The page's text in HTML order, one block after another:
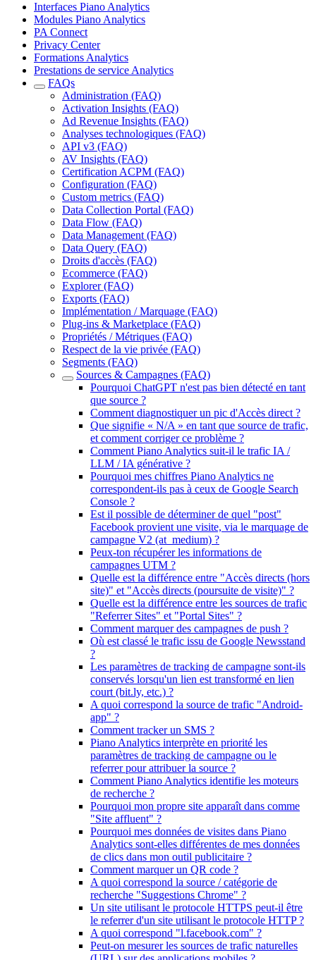
Interfaces Piano Analytics
Modules Piano Analytics
PA Connect
Privacy Center
Formations Analytics
Prestations de service Analytics
FAQs
Administration (FAQ)
Activation Insights (FAQ)
Ad Revenue Insights (FAQ)
Analyses technologiques (FAQ)
API v3 (FAQ)
AV Insights (FAQ)
Certification ACPM (FAQ)
Configuration (FAQ)
Custom metrics (FAQ)
Data Collection Portal (FAQ)
Data Flow (FAQ)
Data Management (FAQ)
Data Query (FAQ)
Droits d'accès (FAQ)
Ecommerce (FAQ)
Explorer (FAQ)
Exports (FAQ)
Implémentation / Marquage (FAQ)
Plug-ins & Marketplace (FAQ)
Propriétés / Métriques (FAQ)
Respect de la vie privée (FAQ)
Segments (FAQ)
Sources & Campagnes (FAQ)
Pourquoi ChatGPT n'est pas bien détecté en tant
que source ?
Comment diagnostiquer un pic d'Accès direct ?
Que signifie « N/A » en tant que source de trafic,
et comment corriger ce problème ?
Comment Piano Analytics suit-il le trafic IA /
LLM / IA générative ?
Pourquoi mes chiffres Piano Analytics ne
correspondent-ils pas à ceux de Google Search
Console ?
Est il possible de déterminer de quel "post"
Facebook provient une visite, via le marquage de
campagne V2 (at_medium) ?
Peux-ton récupérer les informations de
campagnes UTM ?
Quelle est la différence entre "Accès directs (hors
site)" et "Accès directs (poursuite de visite)" ?
Quelle est la différence entre les sources de trafic
"Referrer Sites" et "Portal Sites" ?
Comment marquer des campagnes de push ?
Où est classé le trafic issu de Google Newsstand
?
Les paramètres de tracking de campagne sont-ils
conservés lorsqu'un lien est transformé en lien
court (bit.ly, etc.) ?
A quoi correspond la source de trafic "Android-
app" ?
Comment tracker un SMS ?
Piano Analytics interprète en priorité les
paramètres de tracking de campagne ou le
referrer pour attribuer la source ?
Comment Piano Analytics identifie les moteurs
de recherche ?
Pourquoi mon propre site apparaît dans comme
"Site affluent" ?
Pourquoi mes données de visites dans Piano
Analytics sont-elles différentes de mes données
de clics dans mon outil publicitaire ?
Comment marquer un QR code ?
A quoi correspond la source / catégorie de
recherche "Suggestions Chrome" ?
Un site utilisant le protocole HTTPS peut-il être
le referrer d'un site utilisant le protocole HTTP ?
A quoi correspond "l.facebook.com" ?
Peut-on mesurer les sources de trafic naturelles